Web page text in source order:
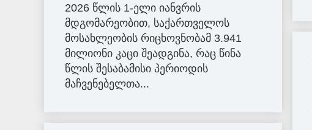
2026 წლის 1-ელი იანვრის
მდგომარეობით, საქართველოს
მოსახლეობის რიცხოვნობამ 3.941
მილიონი კაცი შეადგინა, რაც წინა
წლის შესაბამისი პერიოდის
მაჩვენებელთა...